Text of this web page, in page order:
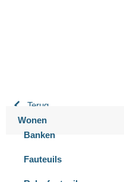
Terug
Wonen
Banken
Fauteuils